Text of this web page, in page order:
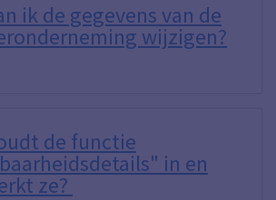
ik de gegevens van de
wijzigen?
de functie
in en
ze?